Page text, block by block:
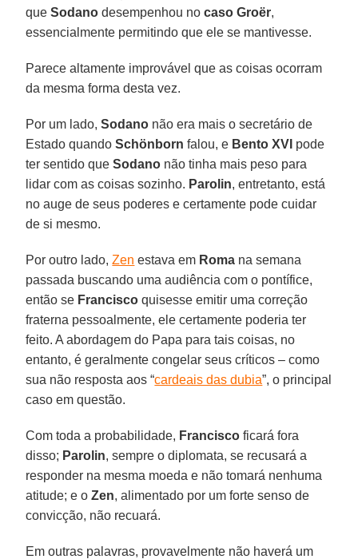
queSodano desempenhou nocaso Groër,
essencialmente permitindo que ele se mantivesse.
Parece altamente improvável que as coisas ocorram
da mesma forma desta vez.
Por um lado,Sodano não era mais o secretário de
Estado quandoSchönborn falou, e Bento XVI pode
ter sentido queSodano não tinha mais peso para
lidar com as coisas sozinho. Parolin, entretanto, está
no auge de seus poderes e certamente pode cuidar
de si mesmo.
Por outro lado,Zen estava em Roma na semana
passada buscando uma audiência com o pontífice,
então se Francisco quisesse emitir uma correção
fraterna pessoalmente, ele certamente poderia ter
feito. A abordagem do Papa para tais coisas, no
entanto, é geralmente congelar seus críticos – como
sua não resposta aos “cardeais das dubia”, o principal
caso em questão.
Com toda a probabilidade, Francisco ficará fora
disso; Parolin, sempre o diplomata, se recusará a
responder na mesma moeda e não tomará nenhuma
atitude; e oZen, alimentado por um forte senso de
convicção, não recuará.
Em outras palavras, provavelmente não haverá um